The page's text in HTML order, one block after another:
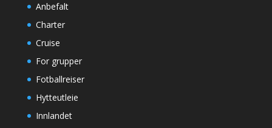
Anbefalt
Charter
Cruise
For grupper
Fotballreiser
Hytteutleie
Innlandet